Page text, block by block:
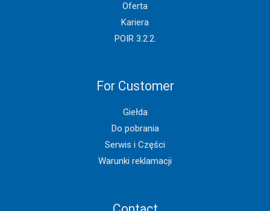
Oferta
Kariera
POIR 3.2.2.
For Customer
Giełda
Do pobrania
Serwis i Części
Warunki reklamacji